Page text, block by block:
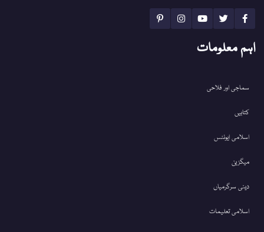
اہم معلومات
سماجی اور فلاحی
کتابیں
اسلامی ایونٹس
میگزین
دینی سرگرمیاں
اسلامی تعلیمات